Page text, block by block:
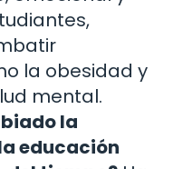
la obesidad y
mental.
la
educación